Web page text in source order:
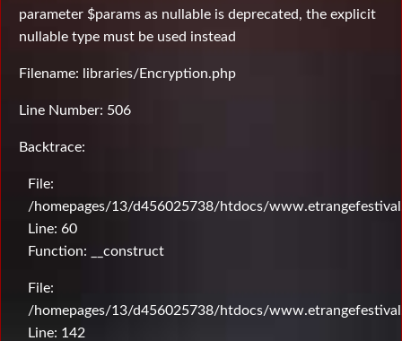
parameter $params as nullable is deprecated, the explicit
nullable type must be used instead
Filename: libraries/Encryption.php
Line Number: 506
Backtrace:
File:
/homepages/13/d456025738/htdocs/
Line: 60
Function: __construct
File:
/homepages/13/d456025738/htdocs/
Line: 142